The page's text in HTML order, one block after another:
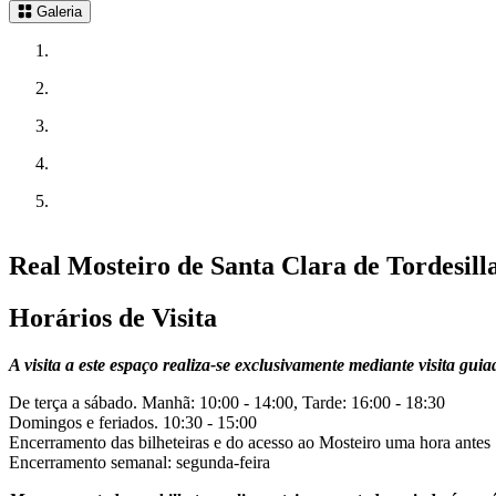
Galeria
Real Mosteiro de Santa Clara de
Horários de Visita
A visita a este espaço realiza-se exclusivamente mediante visita
De terça a sábado. Manhã: 10:00 - 14:00, Tarde: 16:00 - 18:30
Domingos e feriados. 10:30 - 15:00
Encerramento das bilheteiras e do acesso ao Mosteiro uma hora antes
Encerramento semanal: segunda-feira